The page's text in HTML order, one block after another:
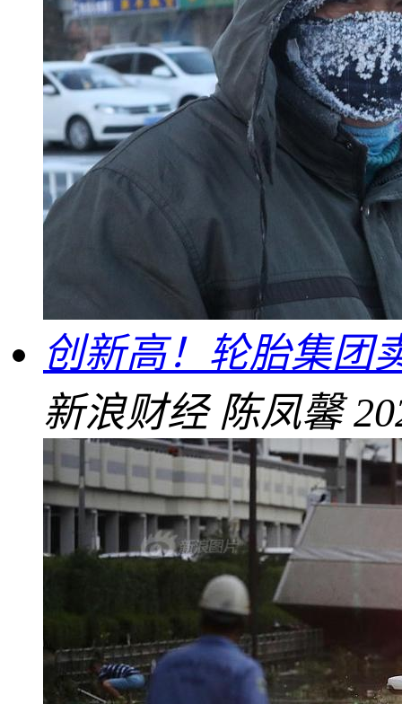
创新高！轮胎集团
新浪财经 陈凤馨